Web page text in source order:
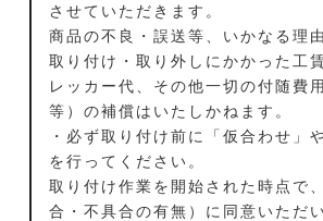
させていただきます。
商品の不良・誤送等、いかなる理
取り付け・取り外しにかかった工
レッカー代、その他一切の付随費
等）の補償はいたしかねます。
・必ず取り付け前に「仮合わせ」
を行ってください。
取り付け作業を開始された時点で
合・不具合の有無）に同意いただ